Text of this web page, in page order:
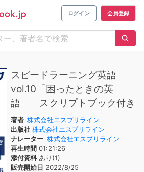
ログイン 会員登録
スピードラーニング英語
vol.10「困ったときの英
語」 スクリプトブック付き
著者 株式会社エスプリライン
出版社 株式会社エスプリライン
ナレーター 株式会社エスプリライン
再生時間 01:21:26
添付資料あり(1)
販売開始日 2022/8/25